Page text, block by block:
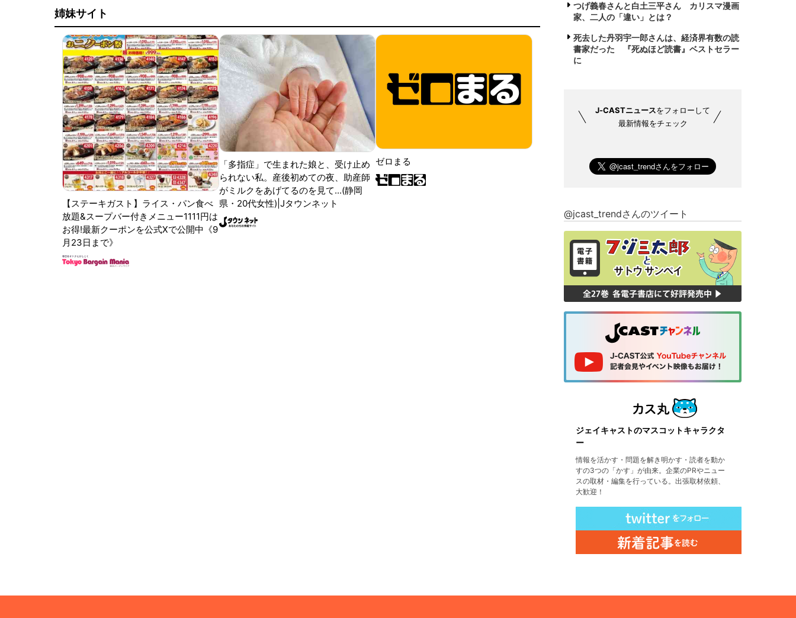
姉妹サイト
【ステーキガスト】ライス・パン食べ
放題&スープバー付きメニュー1111円は
お得!最新クーポンを公式Xで公開中《9
月23日まで》
「多指症」で生まれた娘と、受け止め
られない私。産後初めての夜、助産師
がミルクをあげてるのを見て...(静岡
県・20代女性)|Jタウンネット
ゼロまる
つげ義春さんと白土三平さん カリスマ漫画
家、二人の「違い」とは？
死去した丹羽宇一郎さんは、経済界有数の読
書家だった 『死ぬほど読書』ベストセラー
に
J-CASTニュースをフォローして
最新情報をチェック
@jcast_trendさんのツイート
ジェイキャストのマスコットキャラクタ
ー
情報を活かす・問題を解き明かす・読者を動か
すの3つの「かす」が由来。企業のPRやニュー
スの取材・編集を行っている。出張取材依頼、
大歓迎！